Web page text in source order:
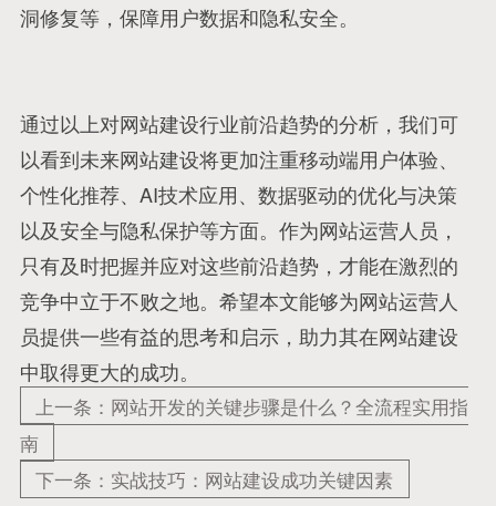
洞修复等，保障用户数据和隐私安全。
通过以上对网站建设行业前沿趋势的分析，我们可
以看到未来网站建设将更加注重移动端用户体验、
个性化推荐、AI技术应用、数据驱动的优化与决策
以及安全与隐私保护等方面。作为网站运营人员，
只有及时把握并应对这些前沿趋势，才能在激烈的
竞争中立于不败之地。希望本文能够为网站运营人
员提供一些有益的思考和启示，助力其在网站建设
中取得更大的成功。
上一条：网站开发的关键步骤是什么？全流程实用指
南
下一条：实战技巧：网站建设成功关键因素